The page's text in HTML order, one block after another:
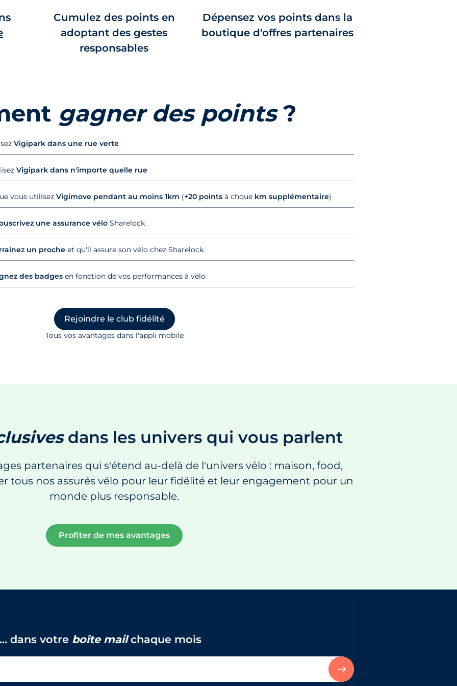
Cumulez des points en
adoptant des gestes
responsables
Dépensez vos points dans la
boutique d'offres partenaires
gagner des points?
Vigipark dans une rue verte
Vigipark dans n'importe quelle rue
vous utilisez Vigimove pendant au moins 1km (+20 pointsà chque km supplémentaire)
une assurance véloSharelock
un procheet qu'il assure son vélo chez Sharelock
des badgesen fonction de vos performances à vélo
Rejoindre le club fidélité
Tous vos avantages dans l'appli mobile
dans les univers qui vous parlent
partenaires qui s'étend au-delà de l'univers vélo : maison, food,
tous nos assurés vélo pour leur fidélité et leur engagement pour un
monde plus responsable.
Profiter de mes avantages
dans votre boîte mailchaque mois